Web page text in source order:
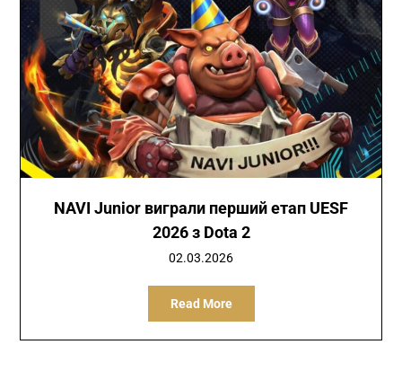
NAVI Junior виграли перший етап UESF
2026 з Dota 2
02.03.2026
Read More